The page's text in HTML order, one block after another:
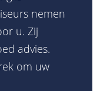
nemen
u. Zij
advies.
om uw